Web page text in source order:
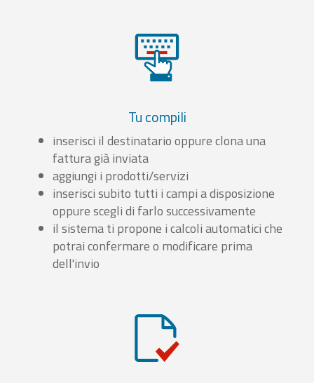
Tu compili
inserisci il destinatario oppure clona una
fattura già inviata
aggiungi i prodotti/servizi
inserisci subito tutti i campi a disposizione
oppure scegli di farlo successivamente
il sistema ti propone i calcoli automatici che
potrai confermare o modificare prima
dell'invio